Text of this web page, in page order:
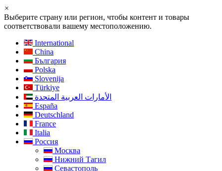
×
Выберите страну или регион, чтобы контент и товары
соответствовали вашему местоположению.
International
China
България
Polska
Slovenija
Türkiye
الأمارات العربية المتحدة
España
Deutschland
France
Italia
Россия
Москва
Нижний Тагил
Севастополь